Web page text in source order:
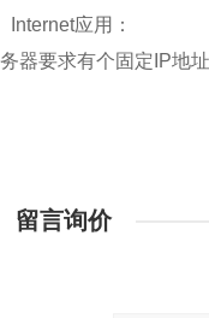
应用：
器要求有个固定IP地
留言询价